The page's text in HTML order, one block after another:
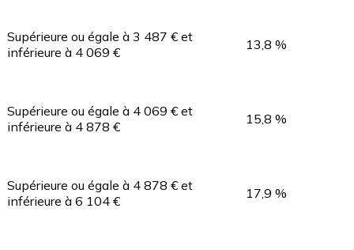
Supérieure ou égale à 3 487 € et
inférieure à 4 069 €
13,8 %
Supérieure ou égale à 4 069 € et
inférieure à 4 878 €
15,8 %
Supérieure ou égale à 4 878 € et
inférieure à 6 104 €
17,9 %